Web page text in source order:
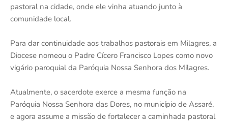
pastoral na cidade, onde ele vinha atuando junto à
comunidade local.
Para dar continuidade aos trabalhos pastorais em Milagres, a
Diocese nomeou o Padre Cícero Francisco Lopes como novo
vigário paroquial da Paróquia Nossa Senhora dos Milagres.
Atualmente, o sacerdote exerce a mesma função na
Paróquia Nossa Senhora das Dores, no município de Assaré,
e agora assume a missão de fortalecer a caminhada pastoral